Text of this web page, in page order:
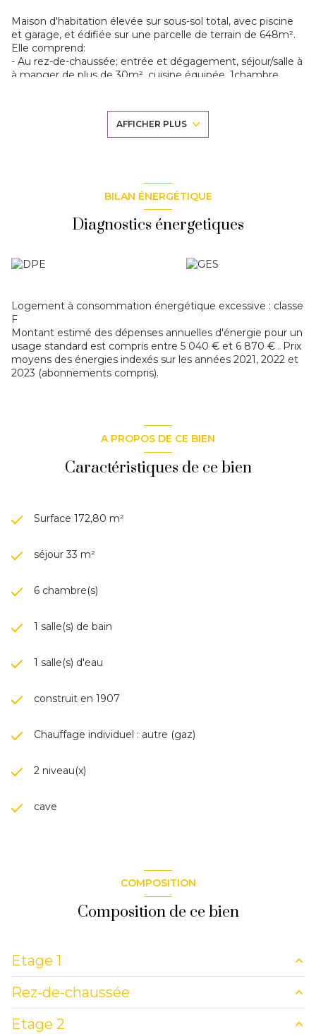
Maison d'habitation élevée sur sous-sol total, avec piscine
et garage, et édifiée sur une parcelle de terrain de 648m².
Elle comprend:
- Au rez-de-chaussée; entrée et dégagement, séjour/salle à
à manger de plus de 30m², cuisine équipée, 1chambre
- Au 1er étage, palier desservant 3 chambres dont une avec
dressing, salle de bains avec douche,baignoire et wc,
- Au 2ème étage, palier desservant 2 grandes chambres,
chaufferie/buanderie, espace de stockage, atelier, cave.
AFFICHER PLUS
BILAN ÉNERGÉTIQUE
Diagnostics énergetiques
Logement à consommation énergétique excessive : classe
F
Montant estimé des dépenses annuelles d'énergie pour un
usage standard est compris entre 5 040 € et 6 870 € . Prix
moyens des énergies indexés sur les années 2021, 2022 et
2023 (abonnements compris).
A PROPOS DE CE BIEN
Caractéristiques de ce bien
Surface 172,80 m²
séjour 33 m²
6 chambre(s)
1 salle(s) de bain
1 salle(s) d'eau
construit en 1907
Chauffage individuel : autre (gaz)
2 niveau(x)
cave
COMPOSITION
Composition de ce bien
Etage 1
chambre
dressing
2.77 m²
Rez-de-chaussée
Etage 2